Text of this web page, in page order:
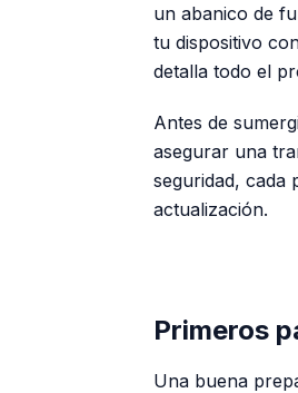
un abanico de
tu dispositivo
detalla todo el
Antes de
asegurar una
seguridad, cada
actualización.
Primeros
Una buena